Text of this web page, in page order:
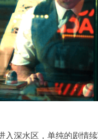
入深水区，单纯的剧情